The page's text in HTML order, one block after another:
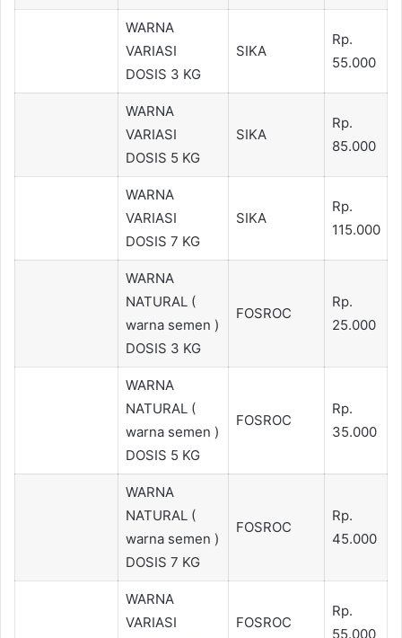
WARNA
VARIASI
DOSIS 3 KG
SIKA
Rp.
55.000
WARNA
VARIASI
DOSIS 5 KG
SIKA
Rp.
85.000
WARNA
VARIASI
DOSIS 7 KG
SIKA
Rp.
115.000
WARNA
NATURAL (
warna semen )
DOSIS 3 KG
FOSROC
Rp.
25.000
WARNA
NATURAL (
warna semen )
DOSIS 5 KG
FOSROC
Rp.
35.000
WARNA
NATURAL (
warna semen )
DOSIS 7 KG
FOSROC
Rp.
45.000
WARNA
VARIASI
FOSROC
Rp.
55.000